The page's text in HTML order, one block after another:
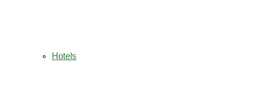
Hotels